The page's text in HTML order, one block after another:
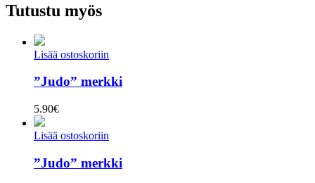
Tutustu myös
Lisää ostoskoriin
”Judo” merkki
5.90€
Lisää ostoskoriin
”Judo” merkki